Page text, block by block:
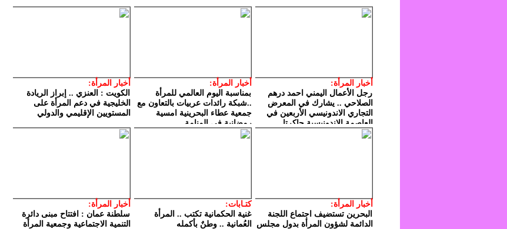
أخبار المرأة:
رجل الأعمال اليمني احمد درهم
الصلاحي .. يشارك في المعرض
التجاري الاندونيسي الأربعين في
العاصمة الإندونيسية جاكرتا
أخبار المرأة:
بمناسبة اليوم العالمي للمرأة
..شبكة رائدات عربيات بالتعاون مع
جمعية عطاء البحرينية امسية
رمضانية في المنامة
أخبار المرأة:
الكويت : العنزي .. إبراز الريادة
الخليجية في دعم المرأة على
المستويين الإقليمي والدولي
أخبار المرأة:
البحرين تستضيف اجتماع اللجنة
الدائمة لشؤون المرأة بدول مجلس
كتـابات:
غنية الحكمانية تكتب .. المرأة
العُمانية .. وطنٌ بأكمله
أخبار المرأة:
سلطنة عمان : افتتاح مبنى دائرة
التنمية الاجتماعية وجمعية المرأة